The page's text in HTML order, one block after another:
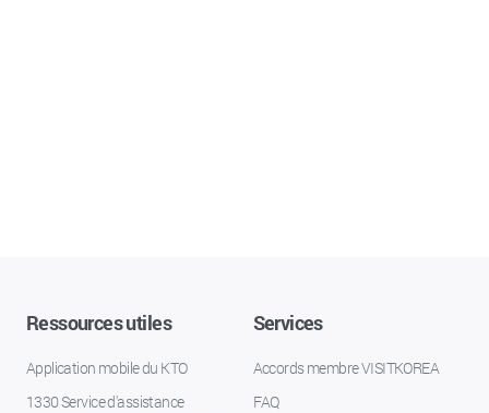
Ressources utiles
Application mobile du KTO
1330 Service d'assistance
Services
Accords membre VISITKOREA
FAQ